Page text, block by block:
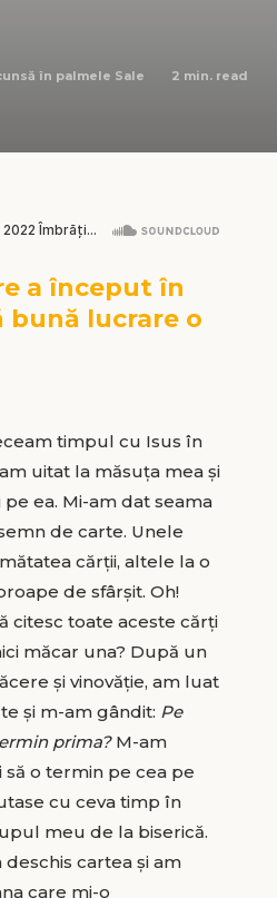
în palmele Sale 2 min. read
a început în
bună lucrare o
timpul cu Isus în
uitat la măsuța mea și
ea. Mi-am dat seama
de carte. Unele
cărții, altele la o
de sfârșit. Oh!
citesc toate aceste cărți
măcar una? După un
și vinovăție, am luat
și m-am gândit: Pe
prima? M-am
o termin pe cea pe
cu ceva timp în
meu de la biserică.
cartea și am
care mi-o